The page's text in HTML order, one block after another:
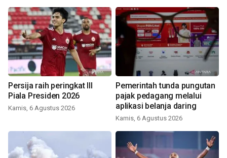
Persija raih peringkat III
Piala Presiden 2026
Kamis, 6 Agustus 2026
Pemerintah tunda pungutan
pajak pedagang melalui
aplikasi belanja daring
Kamis, 6 Agustus 2026